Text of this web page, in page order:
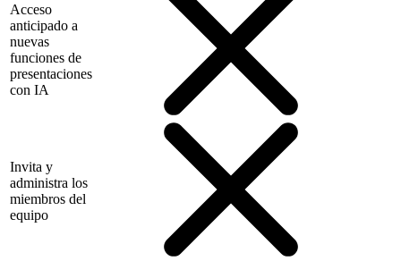
Acceso
anticipado a
nuevas
funciones de
presentaciones
con IA
Invita y
administra los
miembros del
equipo